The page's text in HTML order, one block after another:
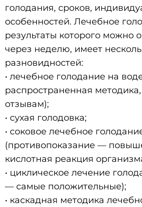
голодания, сроков,
особенностей. Лечебное
результаты которого можно
через неделю, имеет
разновидностей:
• лечебное голодание на
распространенная
отзывам);
• сухая голодовка;
• соковое лечебное
(противопоказание —
кислотная реакция
• циклическое лечение
— самые положительные);
• каскадная методика